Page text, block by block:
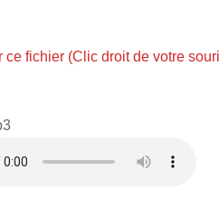
ce fichier (Clic droit de votre